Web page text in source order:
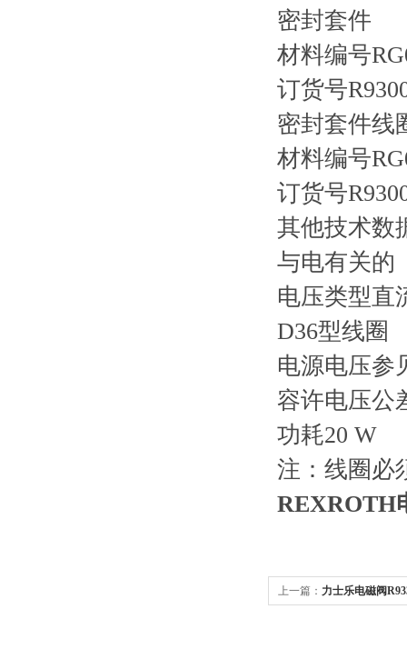
密封套件
材料编号
订货号
密封套件线
材料编号
订货号
其他技术数
与电有关的
电压类型直
D36型线圈
电源电压参
容许电压公
功耗20 W
注：线圈必
REXROTH
上一篇： 力士乐电磁阀